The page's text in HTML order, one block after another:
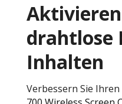
drahtlose
Inhalten​​
Verbessern Sie